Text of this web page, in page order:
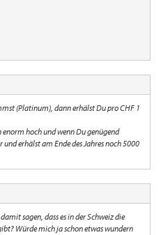
(Platinum), dann erhälst Du pro CHF 1
hoch und wenn Du genügend
erhälst am Ende des Jahres noch 5000
sagen, dass es in der Schweiz die
Würde mich ja schon etwas wundern